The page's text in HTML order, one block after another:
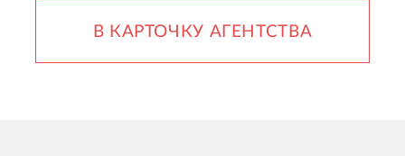
В КАРТОЧКУ АГЕНТСТВА